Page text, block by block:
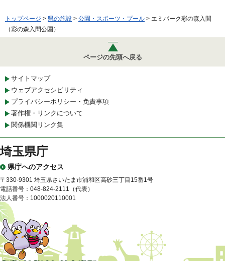
トップページ > 県の施設 > 公園・スポーツ・プール > エミパーク彩の森入間
（彩の森入間公園）
ページの先頭へ戻る
サイトマップ
ウェブアクセシビリティ
プライバシーポリシー・免責事項
著作権・リンクについて
関係機関リンク集
埼玉県庁
県庁へのアクセス
〒330-9301 埼玉県さいたま市浦和区高砂三丁目15番1号
電話番号：048-824-2111（代表）
法人番号：1000020110001